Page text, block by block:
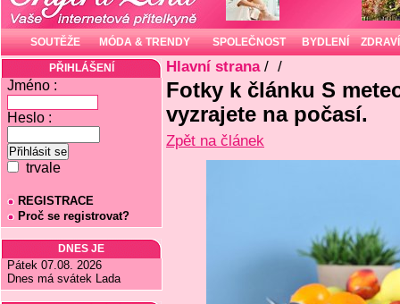
SOUTĚŽE MÓDA & TRENDY SPOLEČNOST BYDLENÍ ZDRAVÍ
PŘIHLÁŠENÍ
Jméno :
Heslo :
trvale
REGISTRACE
Proč se registrovat?
DNES JE
Pátek 07.08. 2026
Dnes má svátek Lada
Hlavní strana/ /
Fotky k článku S
vyzrajete na počasí.
Zpět na článek